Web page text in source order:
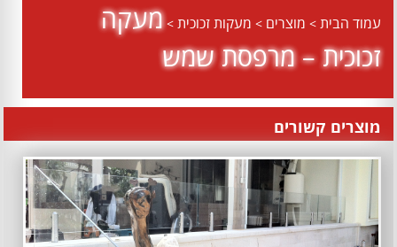
עמוד הבית > מוצרים > מעקות זכוכית >מעקה
זכוכית – מרפסת שמש
מוצרים קשורים